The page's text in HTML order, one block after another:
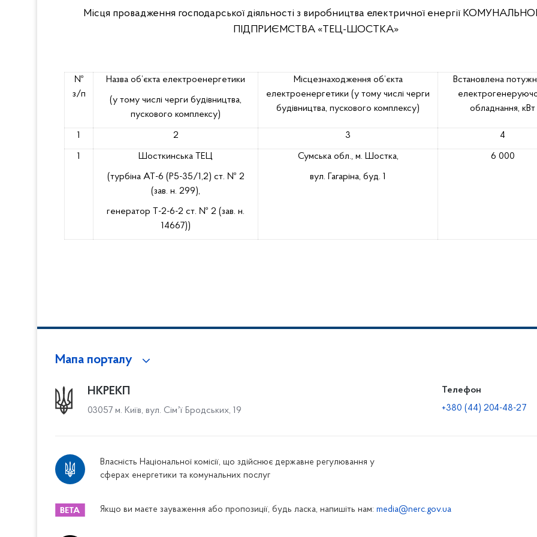
Місця провадження господарської діяльності з виробництва електричної енергії
ПІДПРИЄМСТВА «ТЕЦ-ШОСТКА»
№
з/п
Назва об’єкта електроенергетики
(у тому числі черги будівництва,
пускового комплексу)
Місцезнаходження об’єкта
електроенергетики (у тому числі черги
будівництва, пускового комплексу)
Встановлена
обладнання, кВт
1 2 3 4
1 Шосткинська ТЕЦ
(турбіна АТ-6 (Р5-35/1,2) ст. № 2
(зав. н. 299),
генератор Т-2-6-2 ст. № 2 (зав. н.
14667))
Сумська обл., м. Шостка,
вул. Гагаріна, буд. 1
6 000
Мапа порталу
НКРЕКП
03057 м. Київ, вул. Сімʼї Бродських, 19
Телефон
+380 (44) 204-48-27
Власність Національної комісії, що здійснює державне регулювання у
сферах енергетики та комунальних послуг
Якщо ви маєте зауваження або пропозиції, будь ласка, напишіть нам: media@nerc.gov.ua